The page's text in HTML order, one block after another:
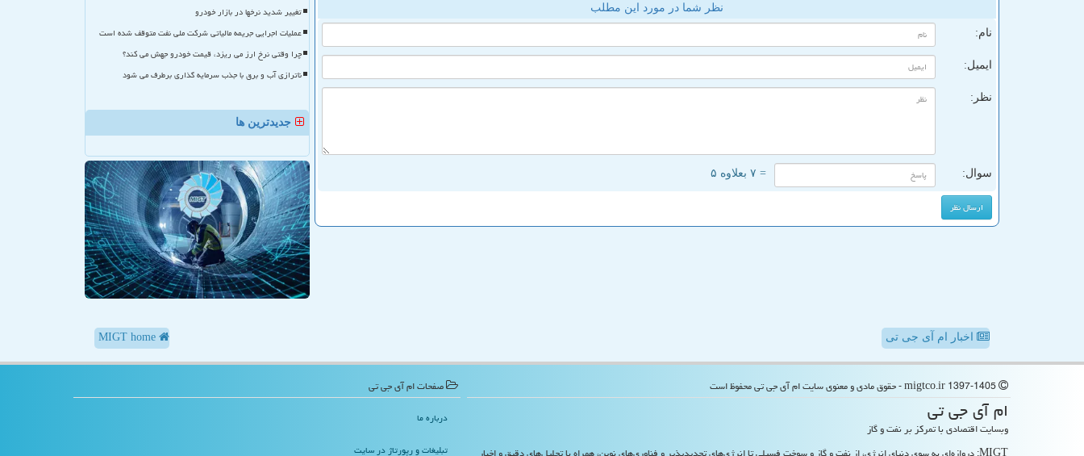
نظر شما در مورد این مطلب
نام:
ایمیل:
نظر:
سوال: = ۷ بعلاوه ۵
تغییر شدید نرخها در بازار خودرو
عملیات اجرایی جریمه مالیاتی شرکت ملی نفت متوقف شده است
چرا وقتی نرخ ارز می ریزد، قیمت خودرو جهش می کند؟
ناترازی آب و برق با جذب سرمایه گذاری برطرف می شود
جدیدترین ها
اخبار ام آی جی تی
ام آی جی تی
وبسایت اقتصادی با تمرکز بر نفت و گاز
صفحات ام آی جی تی
درباره ما
تبلیغات و رپورتاژ در سایت